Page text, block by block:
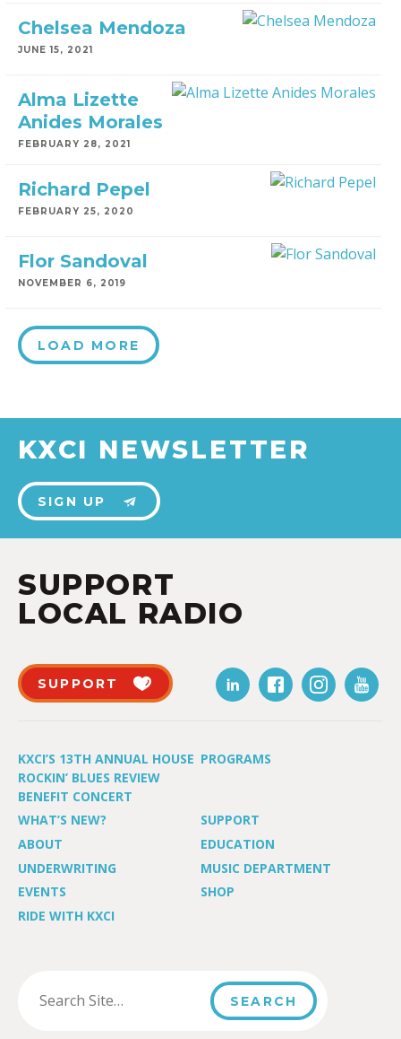
Chelsea Mendoza
JUNE 15, 2021
Alma Lizette
Anides Morales
FEBRUARY 28, 2021
Richard Pepel
FEBRUARY 25, 2020
Flor Sandoval
NOVEMBER 6, 2019
LOAD MORE
KXCI NEWSLETTER
SIGN UP
SUPPORT
LOCAL RADIO
SUPPORT
KXCI’S 13TH ANNUAL HOUSE
ROCKIN’ BLUES REVIEW
BENEFIT CONCERT
PROGRAMS
WHAT’S NEW?
SUPPORT
ABOUT
EDUCATION
UNDERWRITING
MUSIC DEPARTMENT
EVENTS
SHOP
RIDE WITH KXCI